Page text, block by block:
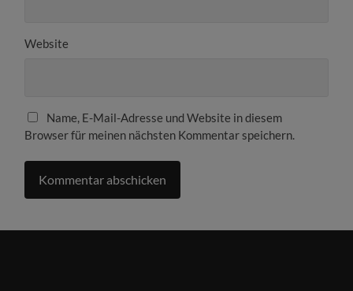
Website
Name, E-Mail-Adresse und Website in diesem
Browser für meinen nächsten Kommentar speichern.